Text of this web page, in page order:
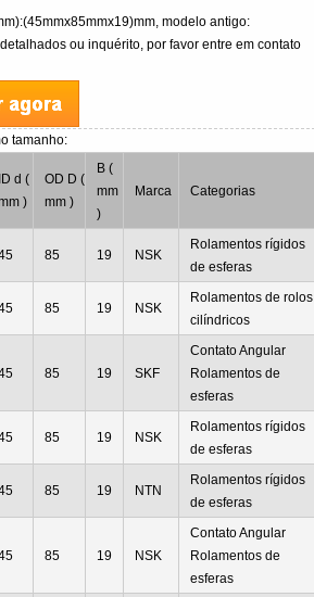
modelo antigo:
ou inquérito, por favor entre em contato
tamanho:
ID d (
)
OD D (
mm )
B (
mm
)
Marca Categorias
85 19 NSK
Rolamentos rígidos
de esferas
85 19 NSK
Rolamentos de rolos
cilíndricos
85 19 SKF
Contato Angular
Rolamentos de
esferas
85 19 NSK
Rolamentos rígidos
de esferas
85 19 NTN
Rolamentos rígidos
de esferas
85 19 NSK
Contato Angular
Rolamentos de
esferas